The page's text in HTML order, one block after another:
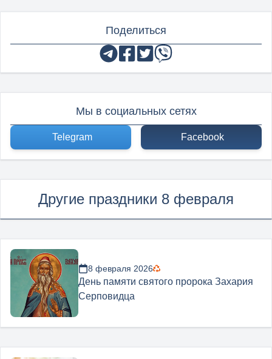
Поделиться
Мы в социальных сетях
Telegram Facebook
Другие праздники 8 февраля
8 февраля 2026
День памяти святого пророка Захария
Серповидца